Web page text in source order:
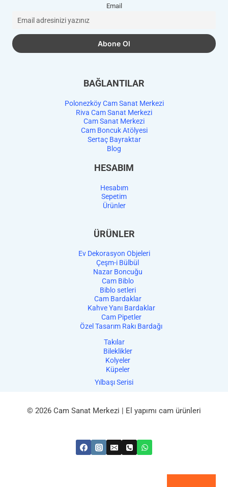
Email
BAĞLANTILAR
Polonezköy Cam Sanat Merkezi
Riva Cam Sanat Merkezi
Cam Sanat Merkezi
Cam Boncuk Atölyesi
Sertaç Bayraktar
Blog
HESABIM
Hesabım
Sepetim
Ürünler
ÜRÜNLER
Ev Dekorasyon Objeleri
Çeşm-i Bülbül
Nazar Boncuğu
Cam Biblo
Biblo setleri
Cam Bardaklar
Kahve Yanı Bardaklar
Cam Pipetler
Özel Tasarım Rakı Bardağı
Takılar
Bileklikler
Kolyeler
Küpeler
Yılbaşı Serisi
© 2026 Cam Sanat Merkezi | El yapımı cam ürünleri